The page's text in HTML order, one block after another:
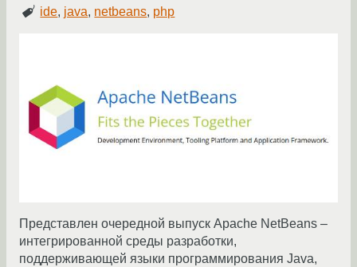
ide, java, netbeans, php
Представлен очередной выпуск Apache NetBeans –
интегрированной среды разработки,
поддерживающей языки программирования Java,